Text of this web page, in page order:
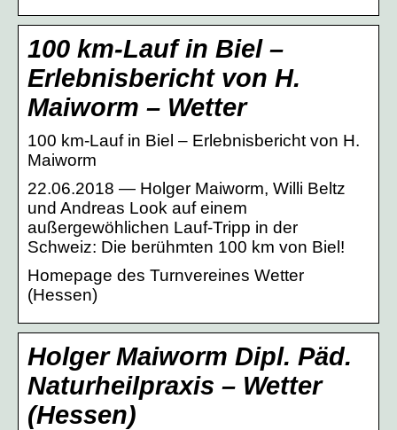
100 km-Lauf in Biel –
Erlebnisbericht von H.
Maiworm – Wetter
100 km-Lauf in Biel – Erlebnisbericht von H.
Maiworm
22.06.2018 — Holger Maiworm, Willi Beltz
und Andreas Look auf einem
außergewöhlichen Lauf-Tripp in der
Schweiz: Die berühmten 100 km von Biel!
Homepage des Turnvereines Wetter
(Hessen)
Holger Maiworm Dipl. Päd.
Naturheilpraxis – Wetter
(Hessen)